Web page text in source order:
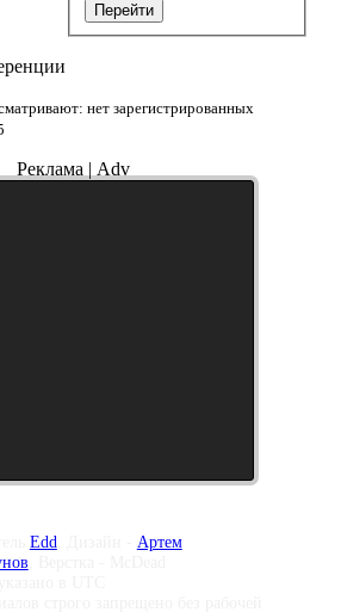
Перейти
нет зарегистрированных
Реклама | Adv
Edd, Дизайн - Артем